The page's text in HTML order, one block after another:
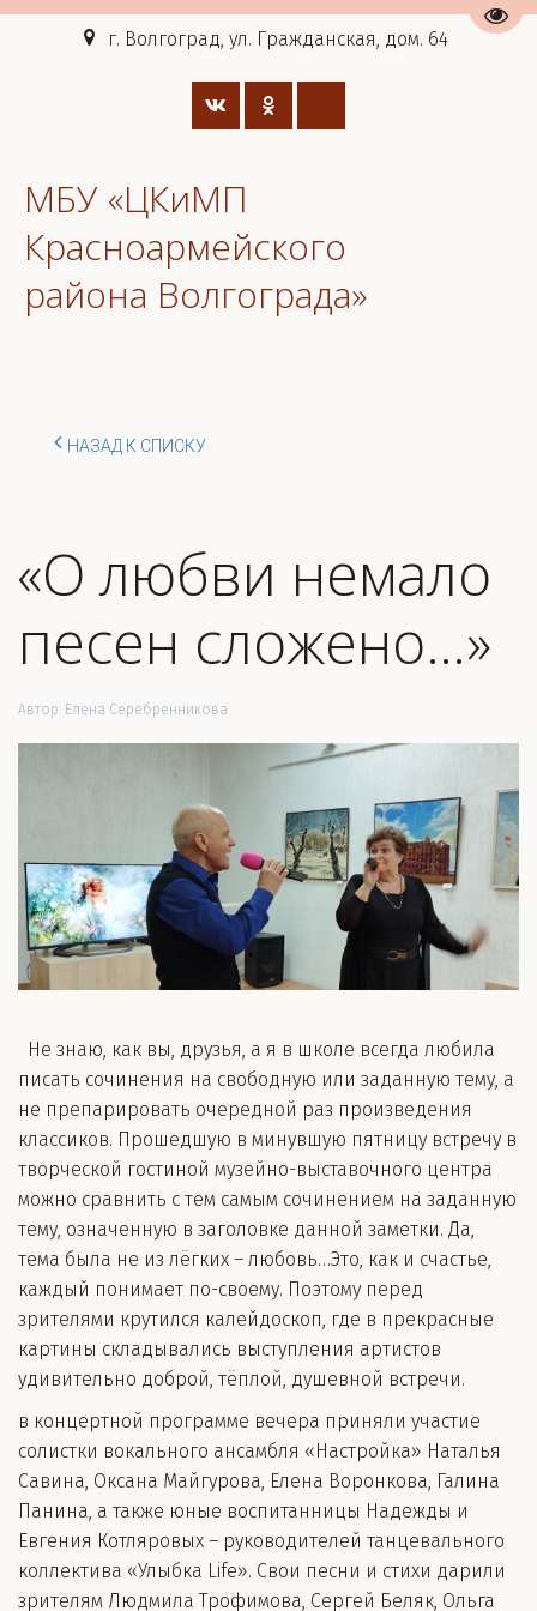
г. Волгоград, ул. Гражданская, дом. 64
МБУ «ЦКиМП
Красноармейского
района Волгограда»
НАЗАД К СПИСКУ
«О любви немало
песен сложено…»
Автор: Елена Серебренникова
Не знаю, как вы, друзья, а я в школе всегда любила
писать сочинения на свободную или заданную тему, а
не препарировать очередной раз произведения
классиков. Прошедшую в минувшую пятницу встречу в
творческой гостиной музейно-выставочного центра
можно сравнить с тем самым сочинением на заданную
тему, означенную в заголовке данной заметки. Да,
тема была не из лёгких – любовь…Это, как и счастье,
каждый понимает по-своему. Поэтому перед
зрителями крутился калейдоскоп, где в прекрасные
картины складывались выступления артистов
удивительно доброй, тёплой, душевной встречи.
в концертной программе вечера приняли участие
солистки вокального ансамбля «Настройка» Наталья
Савина, Оксана Майгурова, Елена Воронкова, Галина
Панина, а также юные воспитанницы Надежды и
Евгения Котляровых – руководителей танцевального
коллектива «Улыбка Life». Свои песни и стихи дарили
зрителям Людмила Трофимова, Сергей Беляк, Ольга